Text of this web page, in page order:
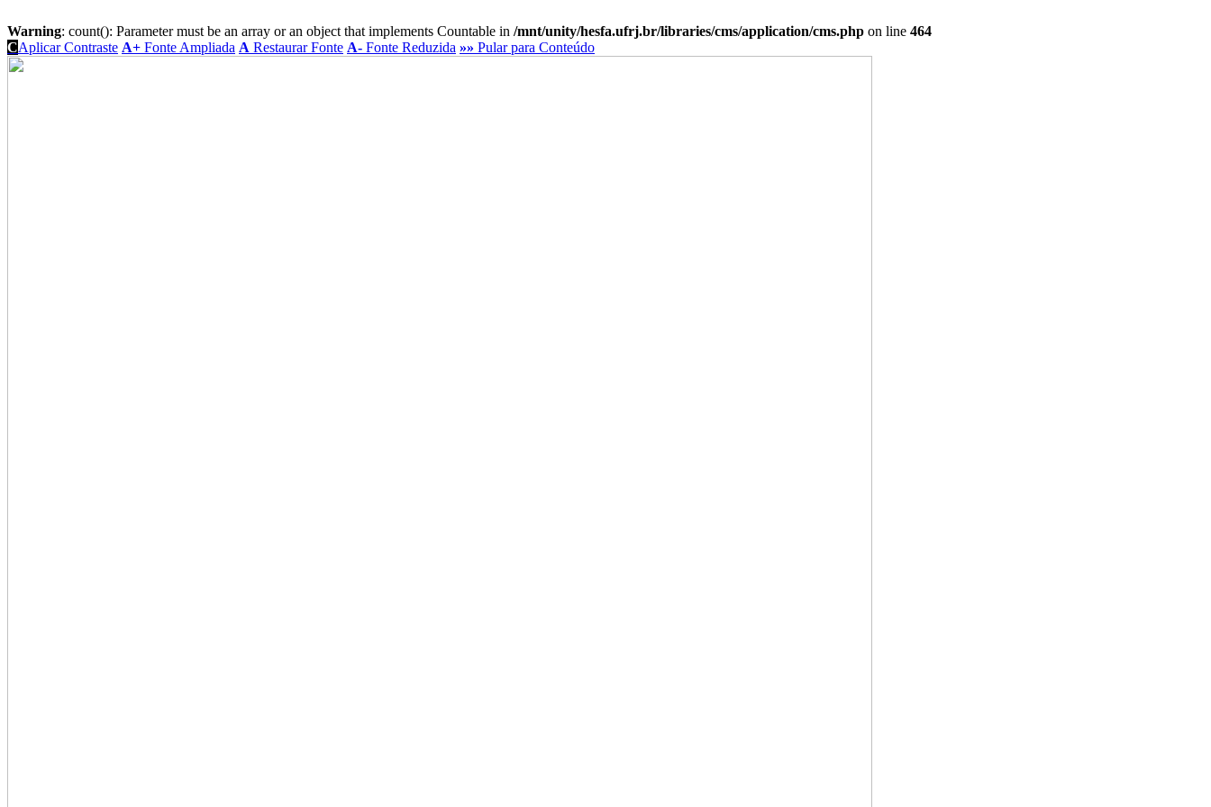
Warning: count(): Parameter must be an array or an object that implements Countable in /mnt/unity/hesfa.ufrj.br/libraries/cms/application/cms.php on line 464
CAplicar Contraste A+ Fonte Ampliada A Restaurar Fonte A- Fonte Reduzida »» Pular para Conteúdo